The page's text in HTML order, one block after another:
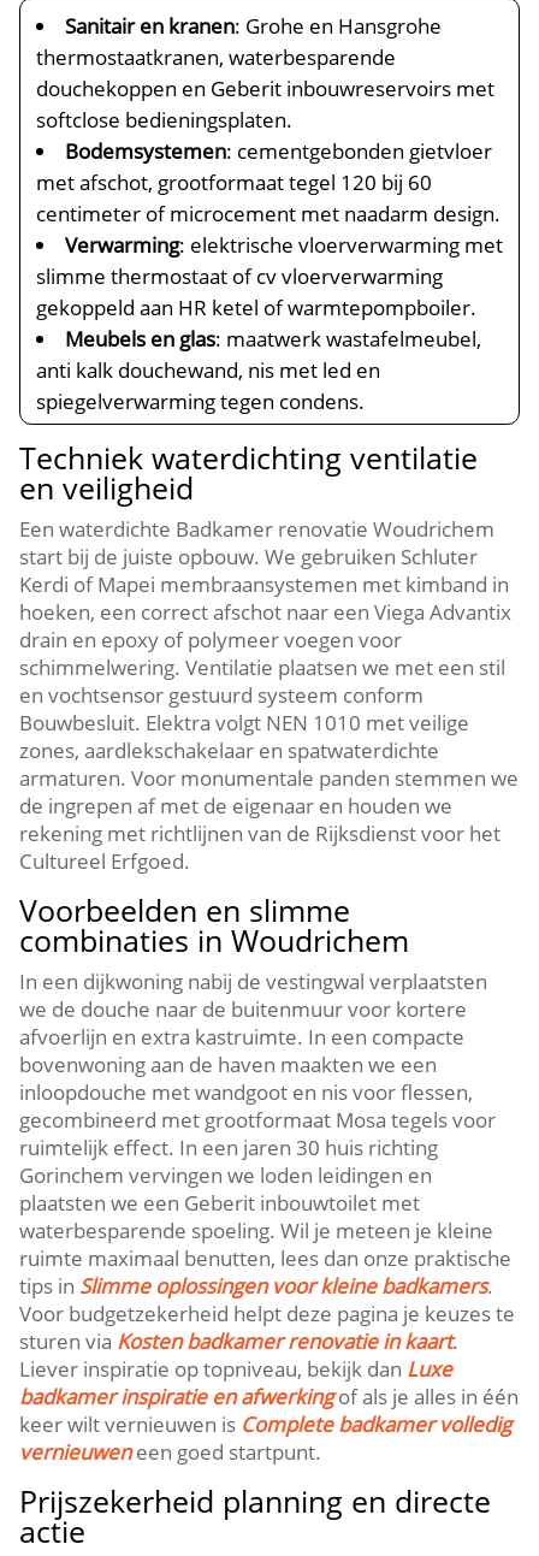
Sanitair en kranen: Grohe en Hansgrohe
thermostaatkranen, waterbesparende
douchekoppen en Geberit inbouwreservoirs met
softclose bedieningsplaten.​
Bodemsystemen: cementgebonden gietvloer
met afschot, grootformaat tegel 120 bij 60
centimeter of microcement met naadarm design.​
Verwarming: elektrische vloerverwarming met
slimme thermostaat of cv vloerverwarming
gekoppeld aan HR ketel of warmtepompboiler.​
Meubels en glas: maatwerk wastafelmeubel,
anti kalk douchewand, nis met led en
spiegelverwarming tegen condens.​
Techniek waterdichting ventilatie
en veiligheid
Een waterdichte Badkamer renovatie Woudrichem
start bij de juiste opbouw.​ We gebruiken Schluter
Kerdi of Mapei membraansystemen met kimband in
hoeken, een correct afschot naar een Viega Advantix
drain en epoxy of polymeer voegen voor
schimmelwering.​ Ventilatie plaatsen we met een stil
en vochtsensor gestuurd systeem conform
Bouwbesluit.​ Elektra volgt NEN 1010 met veilige
zones, aardlekschakelaar en spatwaterdichte
armaturen.​ Voor monumentale panden stemmen we
de ingrepen af met de eigenaar en houden we
rekening met richtlijnen van de Rijksdienst voor het
Cultureel Erfgoed.​
Voorbeelden en slimme
combinaties in Woudrichem
In een dijkwoning nabij de vestingwal verplaatsten
we de douche naar de buitenmuur voor kortere
afvoerlijn en extra kastruimte.​ In een compacte
bovenwoning aan de haven maakten we een
inloopdouche met wandgoot en nis voor flessen,
gecombineerd met grootformaat Mosa tegels voor
ruimtelijk effect.​ In een jaren 30 huis richting
Gorinchem vervingen we loden leidingen en
plaatsten we een Geberit inbouwtoilet met
waterbesparende spoeling.​ Wil je meteen je kleine
ruimte maximaal benutten, lees dan onze praktische
tips in Slimme oplossingen voor kleine badkamers.​
Voor budgetzekerheid helpt deze pagina je keuzes te
sturen via Kosten badkamer renovatie in kaart.​
Liever inspiratie op topniveau, bekijk dan Luxe
badkamer inspiratie en afwerkingof als je alles in één
keer wilt vernieuwen is Complete badkamer volledig
vernieuweneen goed startpunt.​
Prijszekerheid planning en directe
actie